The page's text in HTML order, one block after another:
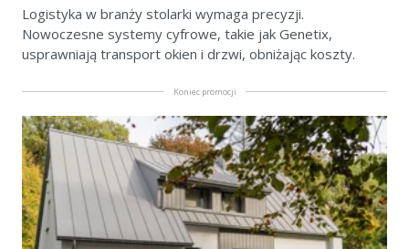
Logistyka w branży stolarki wymaga precyzji.
Nowoczesne systemy cyfrowe, takie jak Genetix,
usprawniają transport okien i drzwi, obniżając koszty.
Koniec promocji